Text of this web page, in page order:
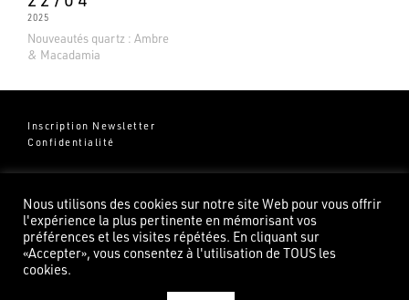
2025
Nouveautés quartz : Ambre
& Macadamia
Inscription Newsletter
Confidentialité
Groupe Pierredeplan
82100 Castelsarrasin
Nous utilisons des cookies sur notre site Web pour vous offrir
l'expérience la plus pertinente en mémorisant vos
préférences et les visites répétées. En cliquant sur
«Accepter», vous consentez à l'utilisation de TOUS les
cookies.